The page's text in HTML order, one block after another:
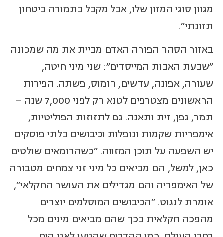
מגוון סוגי המזון שלו, אבל מקבל בתמורה ביטחון
תזונתי".
באזור הסהר הפורה האדם מביית את מה שמכונה
"שבעת האבות המייסדים": שני מיני חיטה,
שעורה, אפונה, עדשים, חומוס, פשתה. הפירות
הראשונים מצטרפים לטנא רק לפני 7,000 שנה –
תמר, גפן, זית ותאנה. גם לתזוזות הפוליטיות,
אימפריות שקמות ונופלות וכיבושים בלתי פוסקים
יש השפעה על תוכן המזווה. "כשהרומאים שולטים
כאן, למשל, הם מביאים כל מיני זני צמחים מטבורה
של האימפריה והם מגדילים את העושר החקלאי",
אומרת לנגוט. "הכיבושים המוסלמים יוצרים
מהפכה חקלאית בכך שהם מביאים מינים מכל